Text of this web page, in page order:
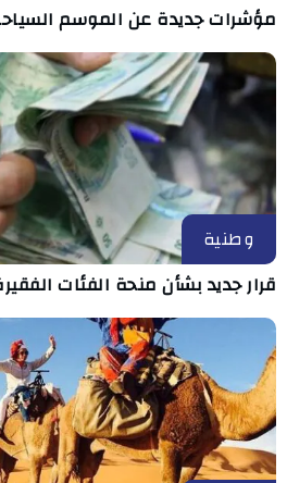
مؤشرات جديدة عن الموسم
وطنية
قرار جديد بشأن منحة الفئات